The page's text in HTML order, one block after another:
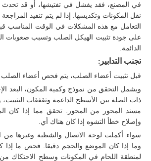
في المصنع، فقد يفشل في تفتيشها، أو قد
نقل المكونات وتكديسها. إذا لم يتم تنفيذ
التعامل مع هذه المشكلات في الوقت المناسب
على جودة تثبيت الهيكل الصلب وتسبب صعوبات
الدائمة.
تجنب التدابير:
قبل تثبيت أعضاء الصلب، يتم فحص أعضاء الصلب
ويشمل التحقق من نموذج وكمية المكون، البعد
ذات الصلة بين الأسطح الداعمة وثقفقات
مسند المحور من المحور. تحقق مما إذا كان
وإصلاح خطأ التشوه إذا كان هناك أي.
سواء أكملت لوحة الاتصال والشظية وغيرها من
وما إذا كان الموضع والحجم دقيقا. فحص ما إذا
لمنطقة اللحام في المكونات وسطح الاحتكاك من